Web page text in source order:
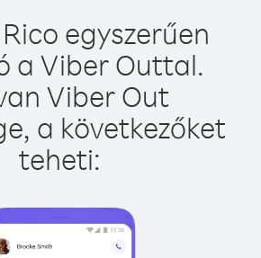
egyszerűen
a Viber Outtal.
Viber Out
a következőket
teheti: